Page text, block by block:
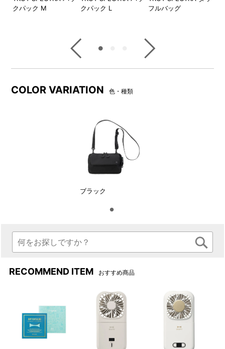
商品詳細
前側は貴重品や小物の収納に
スキミング防止生地のファス
クパック M
クパック L
フルバッグ
COLOR VARIATION 色・種類
ブラック
RECOMMEND ITEM おすすめ商品